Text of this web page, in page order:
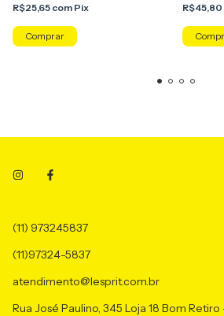
R$25,65 com Pix
Comprar
R$45,80
(11) 973245837
(11)97324-5837
atendimento@lesprit.com.br
Rua José Paulino, 345 Loja 18 Bom